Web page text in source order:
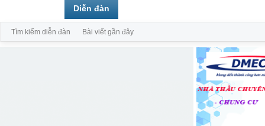
Diễn đàn
Tìm kiếm diễn đàn Bài viết gần đây